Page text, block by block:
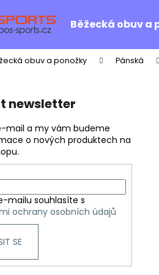
Běžecká obuv a
obuv a ponožky Pánská
newsletter
mail a my vám budeme
o nových produktech na
mailu souhlasíte s
ochrany osobních údajů
SE